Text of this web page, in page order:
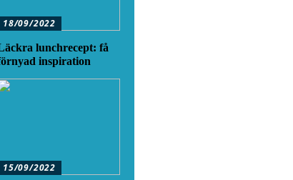
18/09/2022
lunchrecept: få
inspiration
15/09/2022